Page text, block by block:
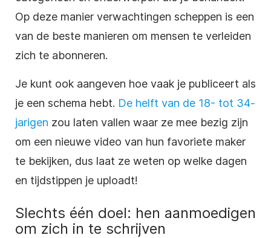
Op deze manier verwachtingen scheppen is een
van de beste manieren om mensen te verleiden
zich te abonneren.
Je kunt ook aangeven hoe vaak je publiceert als
je een schema hebt. De helft van de 18- tot 34-
jarigen zou laten vallen waar ze mee bezig zijn
om een nieuwe video van hun favoriete maker
te bekijken, dus laat ze weten op welke dagen
en tijdstippen je uploadt!
Slechts één doel: hen aanmoedigen
om zich in te schrijven